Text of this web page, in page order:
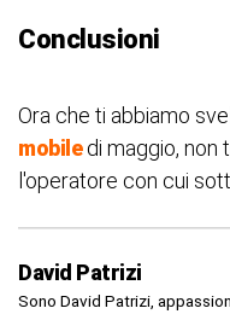
Conclusioni
Ora che ti abbiamo
mobiledi maggio, non
l'operatore con cui
David Patrizi
Sono David Patrizi,